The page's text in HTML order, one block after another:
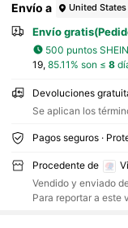
Envío a United States
Envío
500 puntos
19, 85.11% son ≤ 8
Devoluciones
Se aplican los
Pagos seguros ·
Procedente de
Vendido y enviado
Para reportar a este